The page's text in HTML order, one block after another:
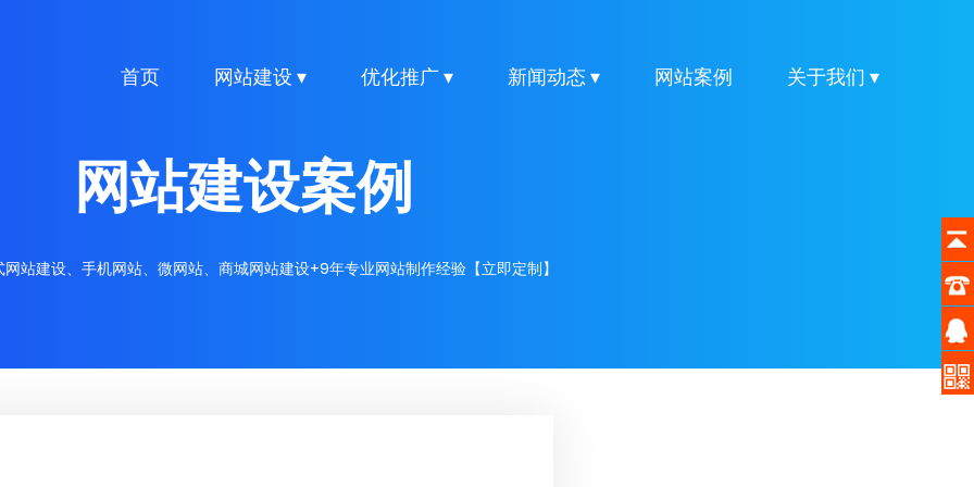
首页 网站建设 ▾ 优化推广 ▾ 新闻动态 ▾ 网站案例 关于我们 ▾
网站建设案例
站建设、手机网站、微网站、商城网站建设+9年专业网站制作经验【立即定制】